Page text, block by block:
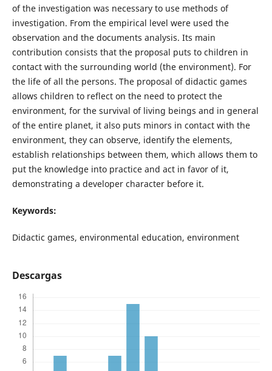
of the investigation was necessary to use methods of
investigation. From the empirical level were used the
observation and the documents analysis. Its main
contribution consists that the proposal puts to children in
contact with the surrounding world (the environment). For
the life of all the persons. The proposal of didactic games
allows children to reflect on the need to protect the
environment, for the survival of living beings and in general
of the entire planet, it also puts minors in contact with the
environment, they can observe, identify the elements,
establish relationships between them, which allows them to
put the knowledge into practice and act in favor of it,
demonstrating a developer character before it.
Keywords:
Didactic games, environmental education, environment
Descargas